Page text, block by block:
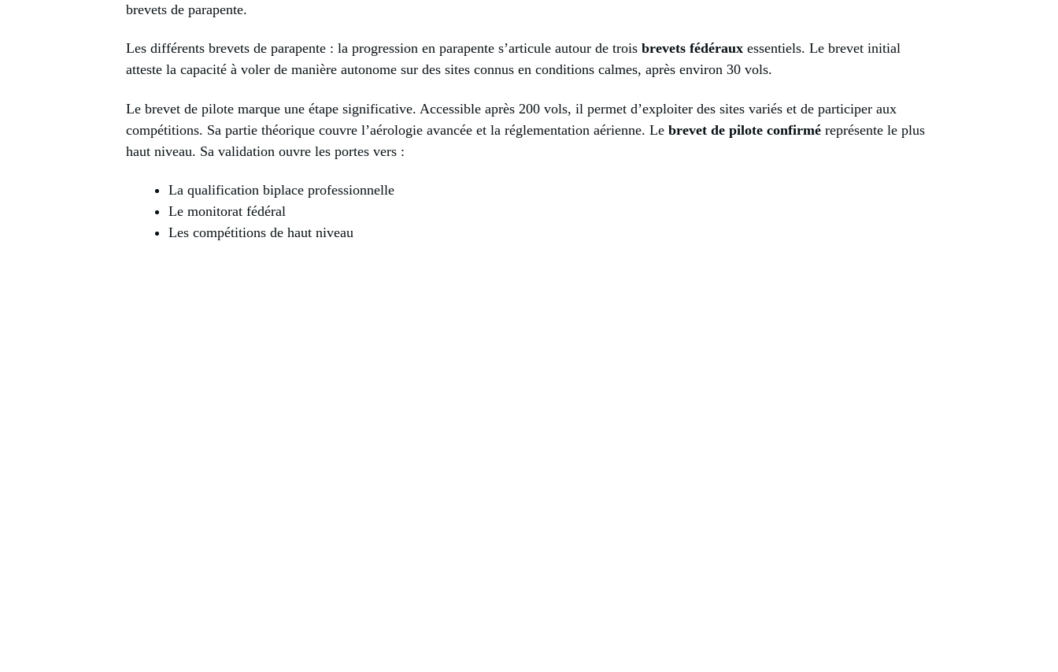
brevets de parapente.
Les différents brevets de parapente : la progression en parapente s’articule autour de trois brevets fédéraux essentiels. Le brevet initial
atteste la capacité à voler de manière autonome sur des sites connus en conditions calmes, après environ 30 vols.
Le brevet de pilote marque une étape significative. Accessible après 200 vols, il permet d’exploiter des sites variés et de participer aux
compétitions. Sa partie théorique couvre l’aérologie avancée et la réglementation aérienne. Le brevet de pilote confirmé représente le plus
haut niveau. Sa validation ouvre les portes vers :
La qualification biplace professionnelle
Le monitorat fédéral
Les compétitions de haut niveau